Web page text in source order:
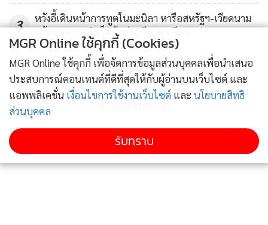
3
หวังอี้เดินหน้าการทูตในมะนิลา หารือสหรัฐฯ-เวียดนาม
พร้อมชูความสำเร็จหุ้นส่วนจีน-อาเซียน
4
หลี่เฉียงพบปะหารืออนุทิน เห็นพ้องยกระดับความร่วม
มือจีน-ไทย
ข่าวอื่นในหมวด
MGR Online ใช้คุกกี้ (Cookies)
MGR Online ใช้คุกกี้ เพื่อจัดการข้อมูลส่วนบุคคลเพื่อนำเสนอ
ประสบการณ์คอนเทนต์ที่ดีที่สุดให้กับผู้อ่านบนเว็บไซต์ และ
แอพพลิเคชั่น เงื่อนไขการใช้งานเว็บไซต์ และ นโยบายสิทธิ
ส่วนบุคคล
รับทราบ